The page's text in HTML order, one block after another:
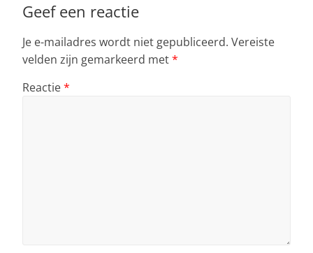
Geef een reactie
Je e-mailadres wordt niet gepubliceerd. Vereiste
velden zijn gemarkeerd met*
Reactie*